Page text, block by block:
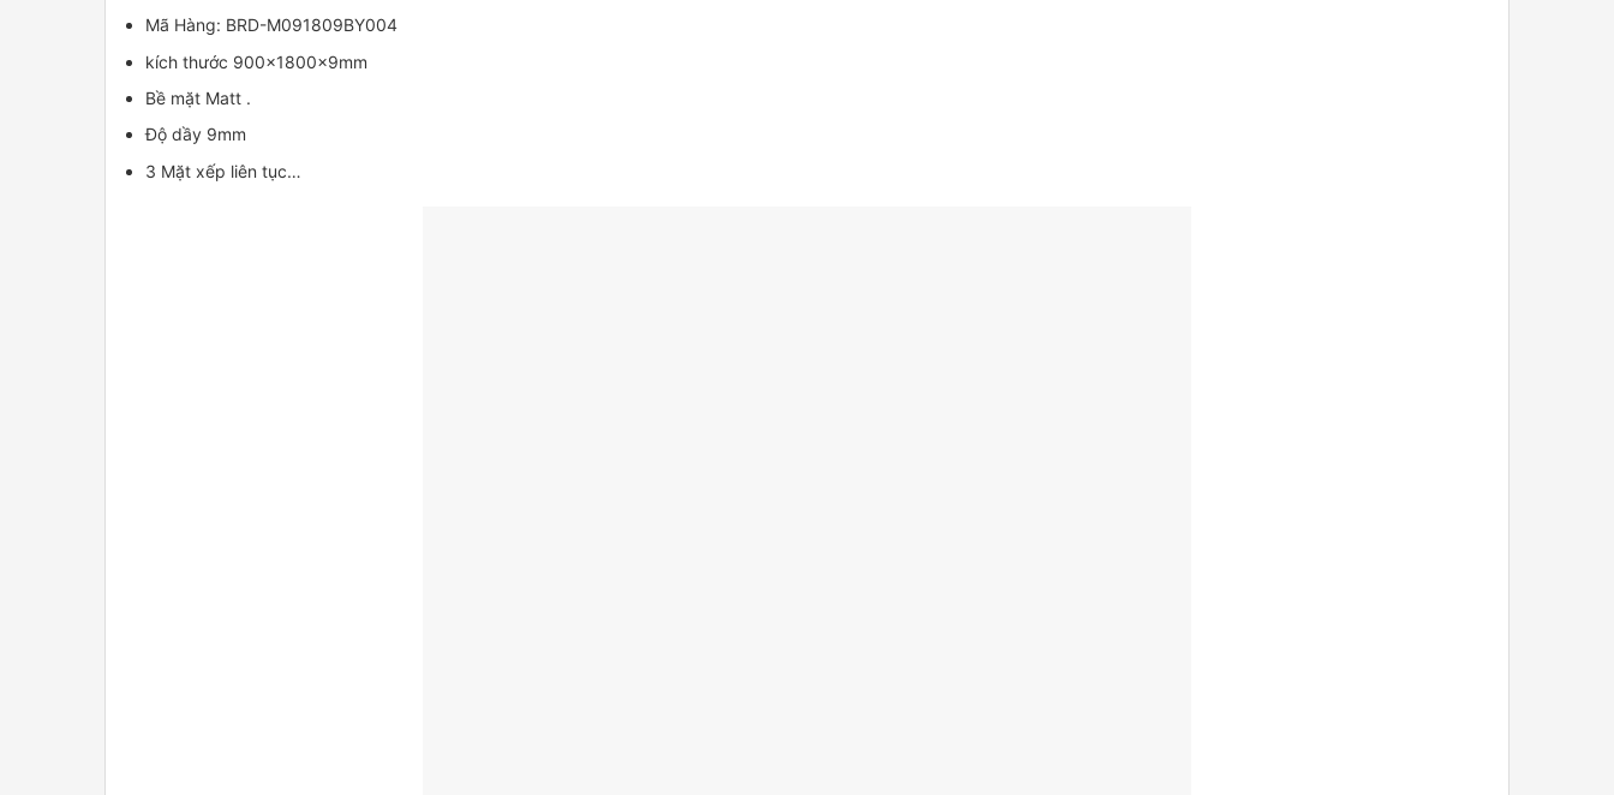
Mã Hàng: BRD-M091809BY004
kích thước 900x1800x9mm
Bề mặt Matt .
Độ dầy 9mm
3 Mặt xếp liên tục…